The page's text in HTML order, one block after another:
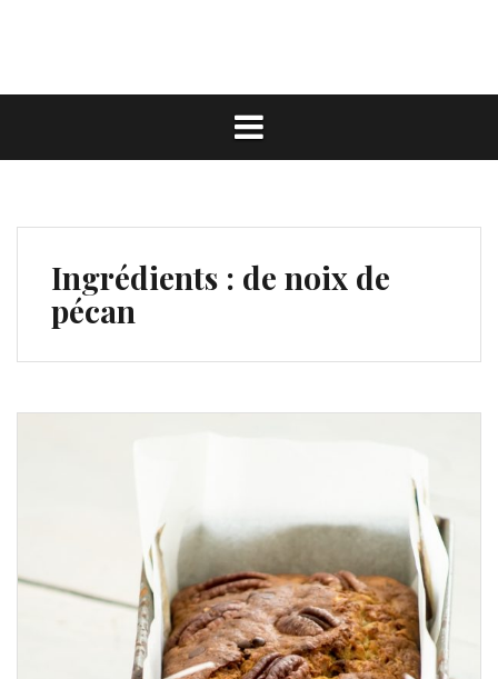
Ingrédients : de noix de
pécan